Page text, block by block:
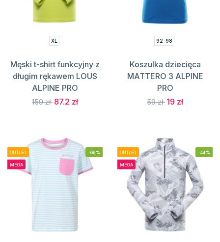
XL
Męski t-shirt funkcyjny z
długim rękawem LOUS
ALPINE PRO
159 zł 87.2 zł
92-98
Koszulka dziecięca
MATTERO 3 ALPINE
PRO
59 zł 19 zł
OUTLET
MEGA
-66% OUTLET
MEGA
-44%